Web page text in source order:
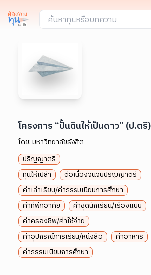
โครงการ “ปั้นดินให้เป็นดาว” (ป.ตรี)
โดย:มหาวิทยาลัยรังสิต
ปริญญาตรี
ทุนให้เปล่า
ต่อเนื่องจนจบปริญญาตรี
ค่าเล่าเรียน/ค่าธรรมเนียมการศึกษา
ค่าที่พักอาศัย
ค่าชุดนักเรียน/เรื่องแบบ
ค่าครองชีพ/ค่าใช้จ่าย
ค่าอุปกรณ์การเรียน/หนังสือ
ค่าอาหาร
ค่าธรรมเนียมการศึกษา